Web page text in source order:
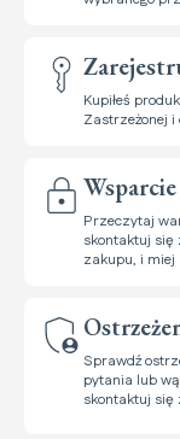
Kupiłeś
Zastrzeżonej
Przeczytaj
skontaktuj się
zakupu, i
Sprawdź
pytania lub
skontaktuj się